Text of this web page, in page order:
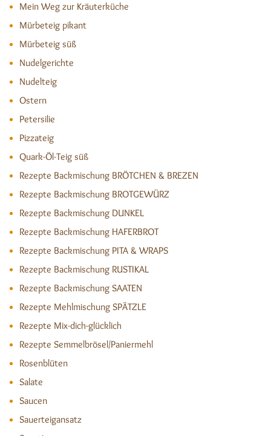
Mein Weg zur Kräuterküche
Mürbeteig pikant
Mürbeteig süß
Nudelgerichte
Nudelteig
Ostern
Petersilie
Pizzateig
Quark-Öl-Teig süß
Rezepte Backmischung BRÖTCHEN & BREZEN
Rezepte Backmischung BROTGEWÜRZ
Rezepte Backmischung DUNKEL
Rezepte Backmischung HAFERBROT
Rezepte Backmischung PITA & WRAPS
Rezepte Backmischung RUSTIKAL
Rezepte Backmischung SAATEN
Rezepte Mehlmischung SPÄTZLE
Rezepte Mix-dich-glücklich
Rezepte Semmelbrösel/Paniermehl
Rosenblüten
Salate
Saucen
Sauerteigansatz